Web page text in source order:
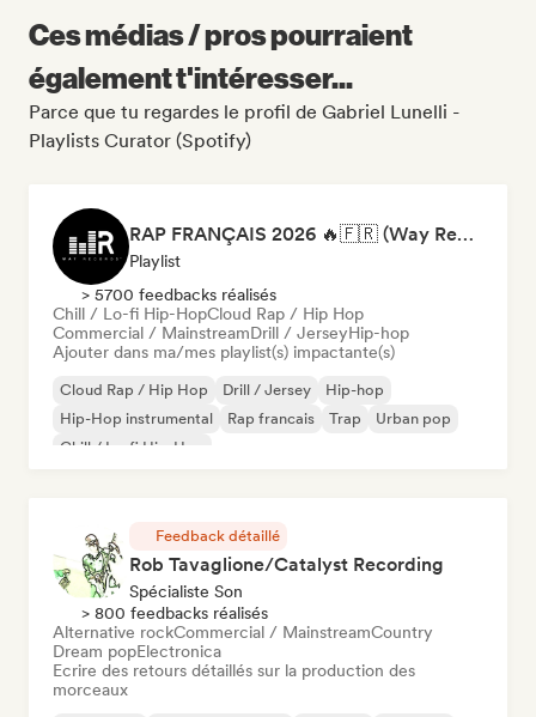
Ces médias / pros pourraient
également t'intéresser...
Parce que tu regardes le profil de Gabriel Lunelli -
Playlists Curator (Spotify)
RAP FRANÇAIS 2026 🔥🇫🇷 (Way Records)
Playlist
> 5700 feedbacks réalisés
Chill / Lo-fi Hip-HopCloud Rap / Hip Hop
Commercial / MainstreamDrill / JerseyHip-hop
Ajouter dans ma/mes playlist(s) impactante(s)
Cloud Rap / Hip Hop Drill / Jersey
Hip-hop
Hip-Hop instrumental
Rap francais Trap
Urban pop
Chill / Lo-fi Hip-Hop
Feedback détaillé
Rob Tavaglione/Catalyst Recording
Spécialiste Son
> 800 feedbacks réalisés
Alternative rockCommercial / MainstreamCountry
Dream popElectronica
Ecrire des retours détaillés sur la production des
morceaux